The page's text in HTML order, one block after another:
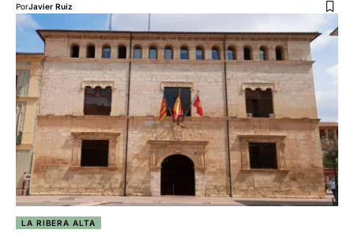
PorJavier Ruiz
LA RIBERA ALTA